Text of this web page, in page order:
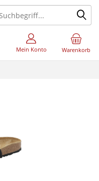
Warenkorb
Mein Konto